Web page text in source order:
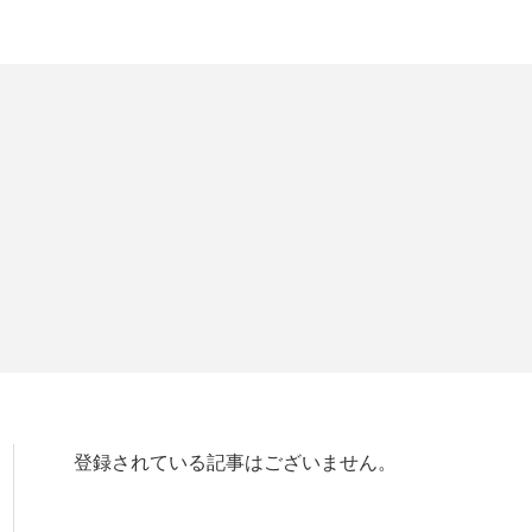
登録されている記事はございません。